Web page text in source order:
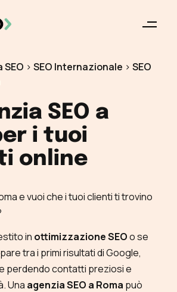
SEO > SEO Internazionale > SEO
SEO a
i tuoi
online
e vuoi che i tuoi clienti ti trovino
in ottimizzazione SEOo se
tra i primi risultati di Google,
perdendo contatti preziosi e
Una agenzia SEO a Roma può